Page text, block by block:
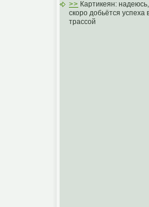
>> Картикеян:
скоро добьётся
трассой